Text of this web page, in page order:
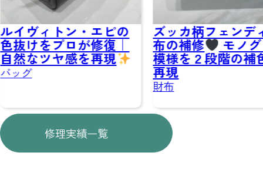
ピの
復｜
現
ズッカ柄フェンディ財
布の補修 モノグラム
模様を２段階の補色で
再現
エルメス
ス》スニ
レッシュ
ーの汚れ
修理実績一覧